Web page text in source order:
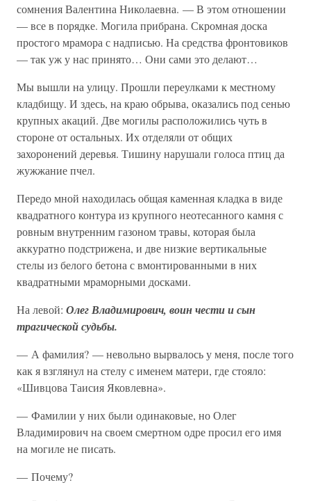
сомнения Валентина Николаевна. — В этом отношении
— все в порядке. Могила прибрана. Скромная доска
простого мрамора с надписью. На средства фронтовиков
— так уж у нас принято… Они сами это делают…
Мы вышли на улицу. Прошли переулками к местному
кладбищу. И здесь, на краю обрыва, оказались под сенью
крупных акаций. Две могилы расположились чуть в
стороне от остальных. Их отделяли от общих
захоронений деревья. Тишину нарушали голоса птиц да
жужжание пчел.
Передо мной находилась общая каменная кладка в виде
квадратного контура из крупного неотесанного камня с
ровным внутренним газоном травы, которая была
аккуратно подстрижена, и две низкие вертикальные
стелы из белого бетона с вмонтированными в них
квадратными мраморными досками.
На левой: Олег Владимирович, воин чести и сын
трагической судьбы.
— А фамилия? — невольно вырвалось у меня, после того
как я взглянул на стелу с именем матери, где стояло:
«Шивцова Таисия Яковлевна».
— Фамилии у них были одинаковые, но Олег
Владимирович на своем смертном одре просил его имя
на могиле не писать.
— Почему?